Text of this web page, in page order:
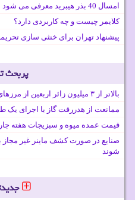
امسال 40 بذر هیبرید معرفی می شود
کلایمر چیست و چه کاربردی دارد؟
پیشنهاد تهران برای خنثی سازی
پربحث
بالاتر از ۳ میلیون زائر اربعین از مرزهای زمینی کشور خارج شدند
ممانعت از هدررفت گاز با اجرای یک
قیمت عمده میوه و سبزیجات هفته
صنایع در صورت کشف ماینر غیر مجاز
شوند